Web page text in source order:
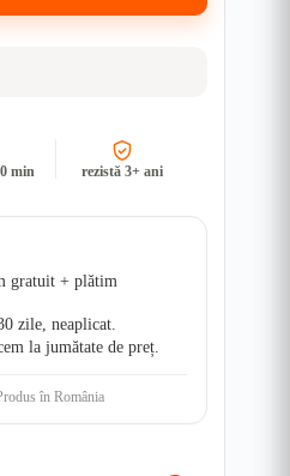
min rezistă 3+ ani
gratuit + plătim
zile, neaplicat.
la jumătate de preț.
în România